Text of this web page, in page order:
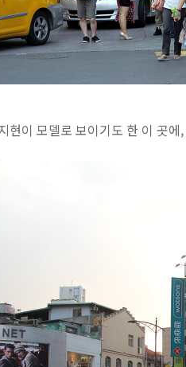
현이 모델로 보이기도 한 이 곳